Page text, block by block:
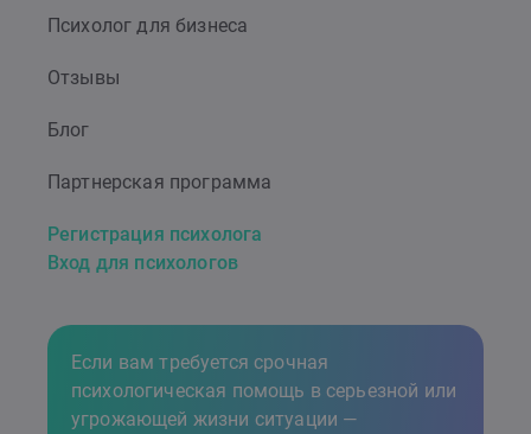
Психолог для бизнеса
Отзывы
Блог
Партнерская программа
Регистрация психолога
Вход для психологов
Если вам требуется срочная
психологическая помощь в серьезной или
угрожающей жизни ситуации —